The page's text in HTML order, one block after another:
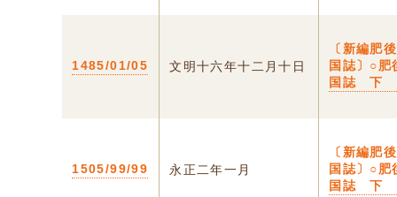
1485/01/05 文明十六年十二月十日
〔新編肥後
国誌〕○肥
国誌 下
1505/99/99 永正二年一月
〔新編肥後
国誌〕○肥
国誌 下